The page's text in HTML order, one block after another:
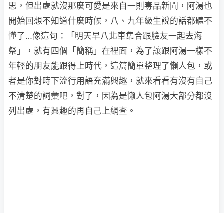
思，但出處就沒那麼可愛是來自一則毒品新聞，阿湯也
開始回想不知道什麼時候，八、九年級生說的話都聽不
懂了…像這句：「明天早八北車集合跟臉友一起去海
祭」，就有四個「簡稱」在裡面，為了讓跟阿湯一樣不
年輕的朋友能跟得上時代，這篇簡單整理了懶人包，或
者是你對時下流行用語充滿興趣，就來看看有沒有自己
不清楚的詞彙吧，對了，因為是懶人包阿湯大部分都沒
列出處，有興趣的再自己上網查。